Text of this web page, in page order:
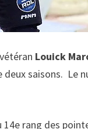
Louick
saisons. Le
rang des